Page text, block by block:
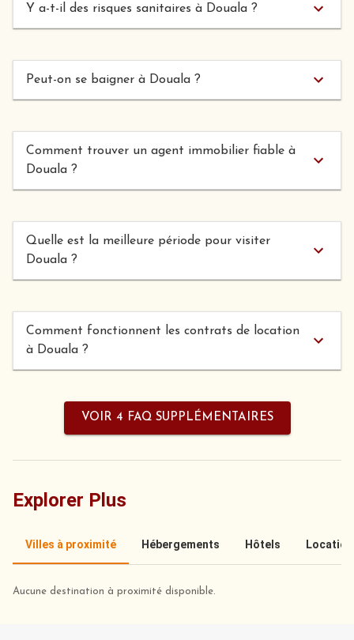
Y a-t-il des risques sanitaires à Douala ?
Peut-on se baigner à Douala ?
Comment trouver un agent immobilier fiable à
Douala ?
Quelle est la meilleure période pour visiter
Douala ?
Comment fonctionnent les contrats de location
à Douala ?
VOIR 4 FAQ SUPPLÉMENTAIRES
Explorer Plus
Villes à proximité Hébergements Hôtels
Aucune destination à proximité disponible.